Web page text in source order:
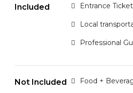
Included Entrance
Local
Professional
Not Included Food +